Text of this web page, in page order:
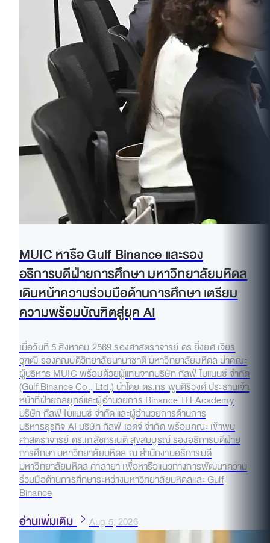
MUIC หารือ Gulf Binance และรอง
อธิการบดีฝ่ายการศึกษา มหาวิทยาลัยมหิดล
เดินหน้าความร่วมมือด้านการศึกษา เตรียม
ความพร้อมบัณฑิตสู่ยุค AI
เมื่อวันที่ 5 สิงหาคม 2569 รองศาสตราจารย์ ดร.ยิ่งยศ เจียร
วุฑฒิ รองคณบดีวิทยาลัยนานาชาติ มหาวิทยาลัยมหิดล นำคณะ
ผู้บริหาร MUIC พร้อมด้วยผู้แทนจากบริษัท กัลฟ์ ไบแนนซ์ จำกัด
(Gulf Binance Co., Ltd.) นำโดย ดร.กร พูนศิริวงศ์ ประธานเจ้า
หน้าที่ฝ่ายกลยุทธ์และผู้อำนวยการ Binance TH Academy
บริษัท กัลฟ์ ไบแนนซ์ จำกัด และผู้อำนวยการด้านการ
บริหารธุรกิจ AI บริษัท กัลฟ์ เอดจ์ จำกัด พร้อมคณะ เข้าพบ
ศาสตราจารย์ ดร.เภสัชกรเนติ สุขสมบูรณ์ รองอธิการบดีฝ่าย
การศึกษา มหาวิทยาลัยมหิดล ณ สำนักงานอธิการบดี
มหาวิทยาลัยมหิดล ศาลายา เพื่อหารือแนวทางการพัฒนาความ
ร่วมมือด้านการศึกษาระหว่างมหาวิทยาลัยมหิดลและ Gulf
Binance
อ่านเพิ่มเติม Aug 5, 2026